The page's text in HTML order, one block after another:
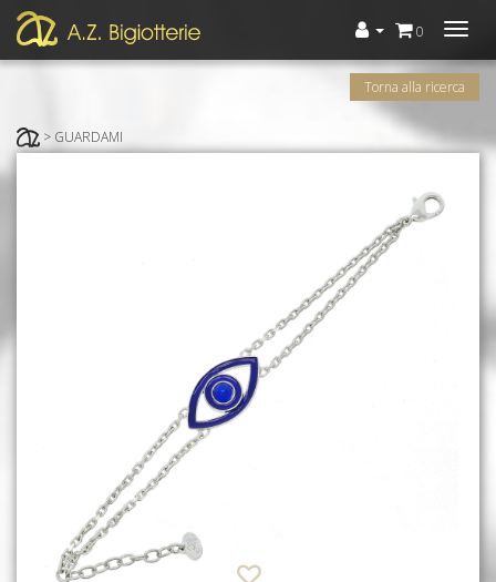
Menù
0
> GUARDAMI
Torna alla ricerca